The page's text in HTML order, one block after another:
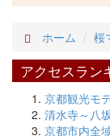
ホーム 桜
アクセスラン
京都観光モ
清水寺～八
京都市内全